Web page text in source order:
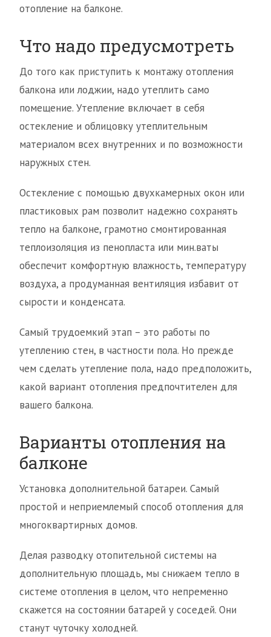
отопление на балконе.
Что надо предусмотреть
До того как приступить к монтажу отопления
балкона или лоджии, надо утеплить само
помещение. Утепление включает в себя
остекление и облицовку утеплительным
материалом всех внутренних и по возможности
наружных стен.
Остекление с помощью двухкамерных окон или
пластиковых рам позволит надежно сохранять
тепло на балконе, грамотно смонтированная
теплоизоляция из пенопласта или мин.ваты
обеспечит комфортную влажность, температуру
воздуха, а продуманная вентиляция избавит от
сырости и конденсата.
Самый трудоемкий этап – это работы по
утеплению стен, в частности пола. Но прежде
чем сделать утепление пола, надо предположить,
какой вариант отопления предпочтителен для
вашего балкона.
Варианты отопления на
балконе
Установка дополнительной батареи. Самый
простой и неприемлемый способ отопления для
многоквартирных домов.
Делая разводку отопительной системы на
дополнительную площадь, мы снижаем тепло в
системе отопления в целом, что непременно
скажется на состоянии батарей у соседей. Они
станут чуточку холодней.